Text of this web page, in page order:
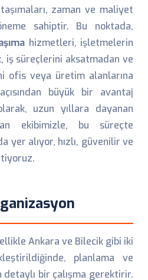
zaman ve maliyet
sahiptir. Bu noktada,
hizmetleri, işletmelerin
iş süreçlerini aksatmadan ve
ofis veya üretim alanlarına
büyük bir avantaj
uzun yıllara dayanan
ekibimizle, bu süreçte
yer alıyor, hızlı, güvenilir ve
Ankara ve Bilecik gibi iki
planlama ve
detaylı bir çalışma gerektirir.